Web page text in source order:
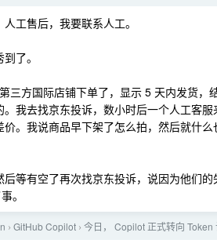
工售后，我要联系人工。
了。
三方国际店铺下单了，显示 5 天内发货，
我去找京东投诉，数小时后一个人工客
。我说商品早下架了怎么拍，然后就什么
等有空了再次找京东投诉，说因为他们
。
› GitHub Copilot › 今日， Copilot 正式转向 Token